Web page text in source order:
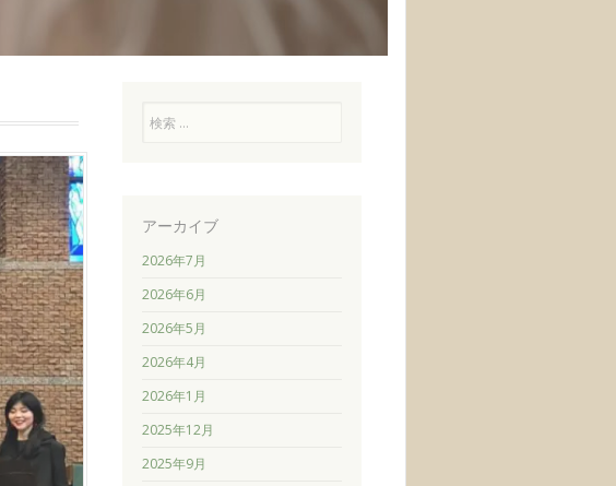
索
アーカイブ
2026年7月
2026年6月
2026年5月
2026年4月
2026年1月
2025年12月
2025年9月